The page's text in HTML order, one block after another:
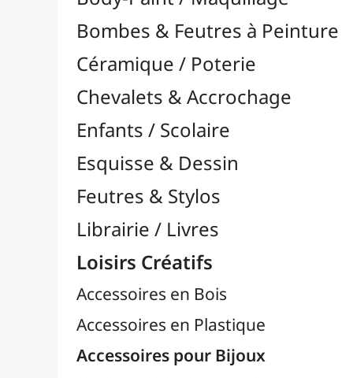
Feutres & Stylos
Librairie / Livres
Loisirs Créatifs
Accessoires en Bois
Accessoires en Plastique
Accessoires pour Bijoux
Aiguilles & Couture

Agrafeuses Simples et Murales 
Aimants
Bougies
Boutons & Button Press
Clous / Pointes / Épingles
Coloriage
Crochets de Tricot
Divers
Effets Oxydation / Rouille